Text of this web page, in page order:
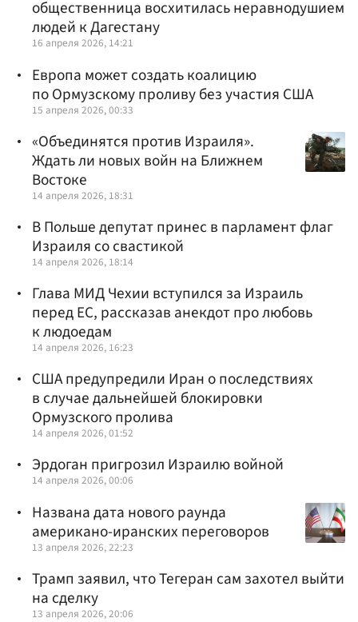
общественница восхитилась неравнодушием
людей к Дагестану
16 апреля 2026, 14:21
Европа может создать коалицию
по Ормузскому проливу без участия США
15 апреля 2026, 00:33
«Объединятся против Израиля».
Ждать ли новых войн на Ближнем
Востоке
14 апреля 2026, 18:31
В Польше депутат принес в парламент флаг
Израиля со свастикой
14 апреля 2026, 18:14
Глава МИД Чехии вступился за Израиль
перед ЕС, рассказав анекдот про любовь
к людоедам
14 апреля 2026, 16:23
США предупредили Иран о последствиях
в случае дальнейшей блокировки
Ормузского пролива
14 апреля 2026, 01:52
Эрдоган пригрозил Израилю войной
14 апреля 2026, 00:06
Названа дата нового раунда
американо-иранских переговоров
13 апреля 2026, 22:23
Трамп заявил, что Тегеран сам захотел выйти
на сделку
13 апреля 2026, 20:06